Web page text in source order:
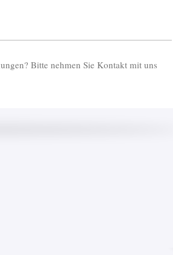
Bitte nehmen Sie Kontakt mit uns